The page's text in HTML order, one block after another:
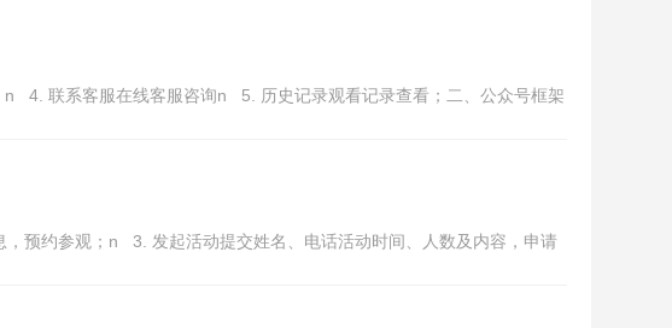
4. 联系客服在线客服咨询n 5. 历史记录观看记录查看；二、公众号框架
预约参观；n 3. 发起活动提交姓名、电话活动时间、人数及内容，申请